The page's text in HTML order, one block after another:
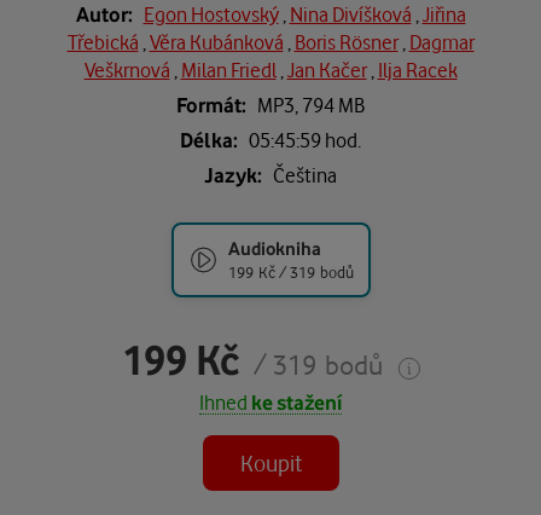
Autor: Egon Hostovský, Nina Divíšková Jiřina
Třebická Věra Kubánková Boris Rösner, Dagmar
Veškrnová Milan Friedl Jan Kačer, Ilja Racek
Formát: MP3, 794 MB
Délka: 05:45:59 hod.
Jazyk: Čeština
Audiokniha
199 Kč / 319 bodů
199 Kč / 319 bodů
Ihned ke stažení
Koupit